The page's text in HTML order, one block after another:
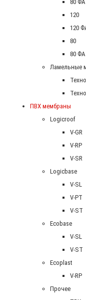
80 ФА
120
120
80
80 ФА
Ламельные
ПВХ мембраны
Logicroof
V-GR
V-RP
V-SR
Logicbase
V-SL
V-PT
V-ST
Ecobase
V-SL
V-ST
Ecoplast
V-RP
Прочее